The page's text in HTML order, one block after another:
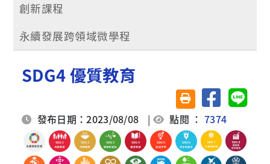
創新課程
永續發展跨領域微學程
SDG4 優質教育
友善列印(另開視窗)
分享至臉書分享
發布日期：2023/08/08 | 點閱 ：7374